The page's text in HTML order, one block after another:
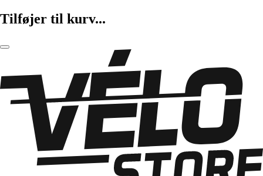
Tilføjer til kurv...